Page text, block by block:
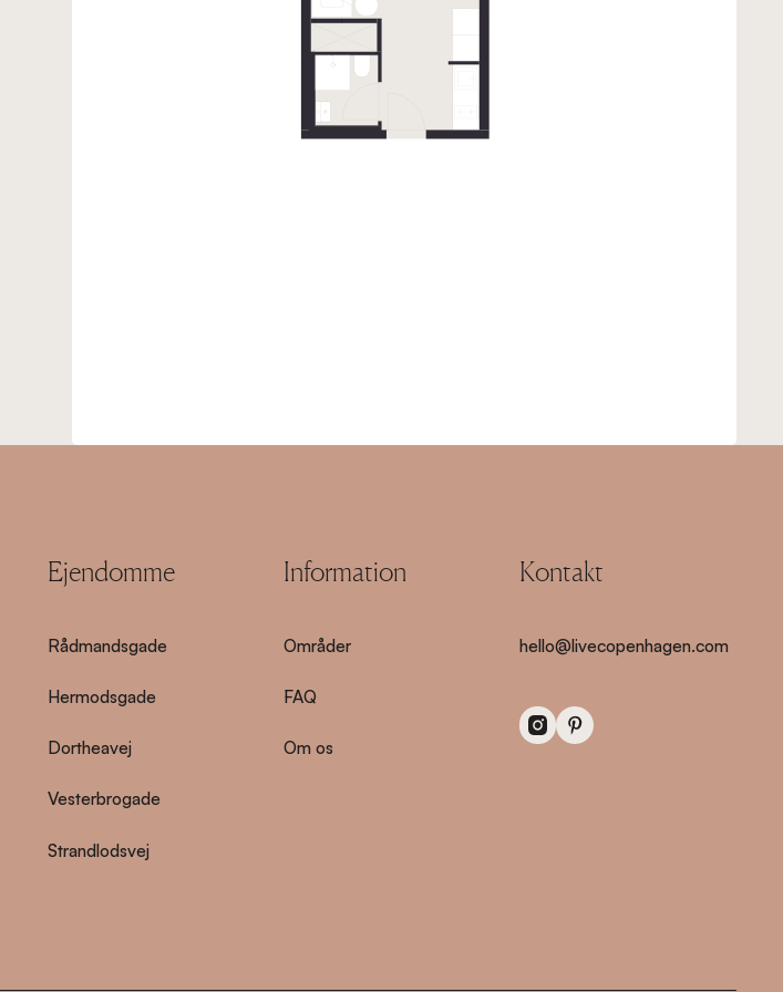
Ejendomme
Rådmandsgade
Hermodsgade
Dortheavej
Vesterbrogade
Strandlodsvej
Information
Områder
FAQ
Om os
Kontakt
hello@livecopenhagen.com